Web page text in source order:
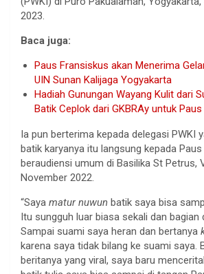
2023.
Baca juga:
Paus Fransiskus akan Menerima
UIN Sunan Kalijaga Yogyakarta
Hadiah Gunungan Wayang Kulit dari
Batik Ceplok dari GKBRAy untuk Paus
Ia pun berterima kepada delegasi PWKI
batik karyanya itu langsung kepada
beraudiensi umum di Basilika St Petrus,
November 2022.
“Saya matur nuwun batik saya bisa
Itu sungguh luar biasa sekali dan bagian
Sampai suami saya heran dan bertanya
karena saya tidak bilang ke suami saya.
beritanya yang viral, saya baru